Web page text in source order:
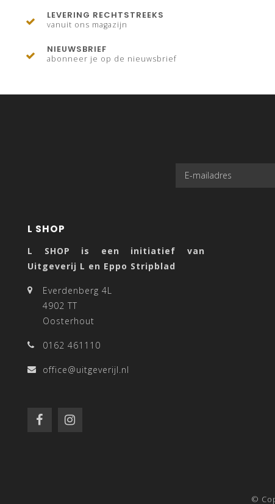
LEVERING RECHTSTREEKS
vanuit ons magazijn
NIEUWSBRIEF
abonneer je op de nieuwsbrief
L SHOP
L SHOP is een initiatief van
Uitgeverij L en Eppo Stripblad
Everdenberg 4L
4902 TT
Oosterhout
0162 461110
office@uitgeverijl.nl
©